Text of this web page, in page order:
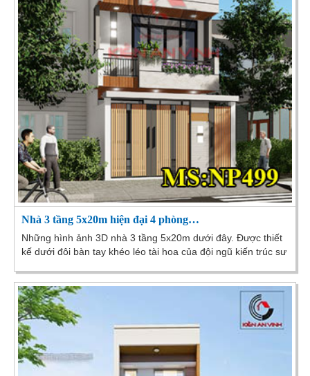
Nhà 3 tầng 5x20m hiện đại 4 phòng…
Những hình ảnh 3D nhà 3 tầng 5x20m dưới đây. Được thiết
kế dưới đôi bàn tay khéo léo tài hoa của đội ngũ kiến trúc sư